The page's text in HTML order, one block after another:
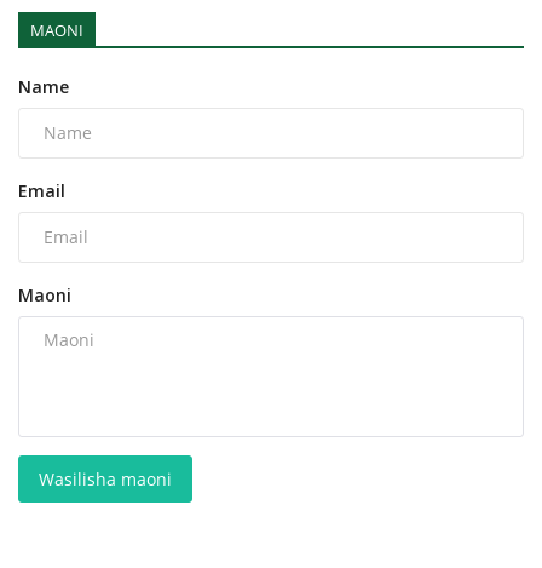
MAONI
Name
Email
Maoni
Wasilisha maoni